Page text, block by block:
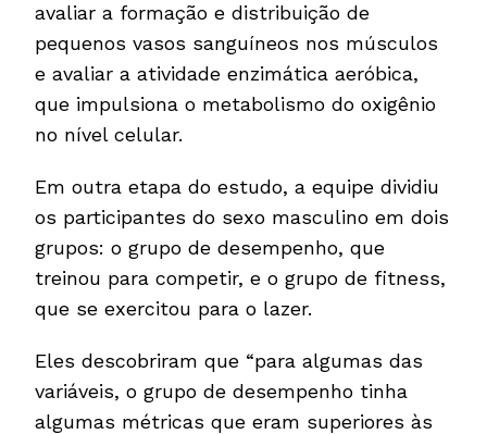
avaliar a formação e distribuição de
pequenos vasos sanguíneos nos músculos
e avaliar a atividade enzimática aeróbica,
que impulsiona o metabolismo do oxigênio
no nível celular.
Em outra etapa do estudo, a equipe dividiu
os participantes do sexo masculino em dois
grupos: o grupo de desempenho, que
treinou para competir, e o grupo de fitness,
que se exercitou para o lazer.
Eles descobriram que “para algumas das
variáveis, o grupo de desempenho tinha
algumas métricas que eram superiores às